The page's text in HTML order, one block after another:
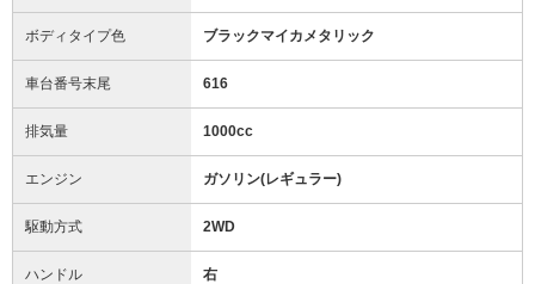
ボディタイプ色 ブラックマイカメタリック
車台番号末尾 616
排気量 1000cc
エンジン ガソリン(レギュラー)
駆動方式 2WD
ハンドル 右